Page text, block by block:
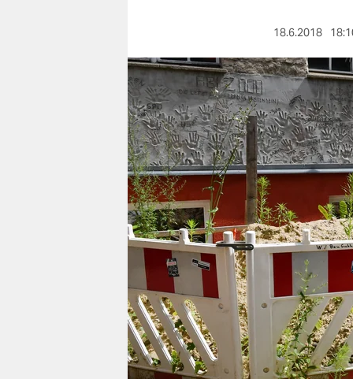
nord
wahrheit
verlag
verlag
veranstaltungen
shop
fragen & hilfe
unterstützen
abo
genossenschaft
18.6.2018